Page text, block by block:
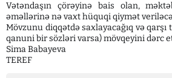
Vətəndaşın çörəyinə bais olan,
əməllərinə nə vaxt hüquqi qiymət
​Mövzunu diqqətdə saxlayacağıq və
qanuni bir sözləri varsa) mövqeyini dərc
Sima Babayeva
TEREF